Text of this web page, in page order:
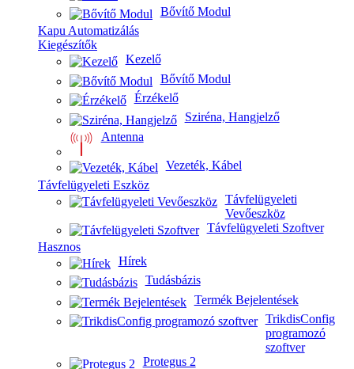
Bővítő Modul
Kapu Automatizálás
Kiegészítők
Kezelő
Bővítő Modul
Érzékelő
Sziréna, Hangjelző
Antenna
Vezeték, Kábel
Távfelügyeleti Eszköz
Távfelügyeleti
Vevőeszköz
Távfelügyeleti Szoftver
Hasznos
Hírek
Tudásbázis
Termék Bejelentések
TrikdisConfig
programozó
szoftver
Protegus 2